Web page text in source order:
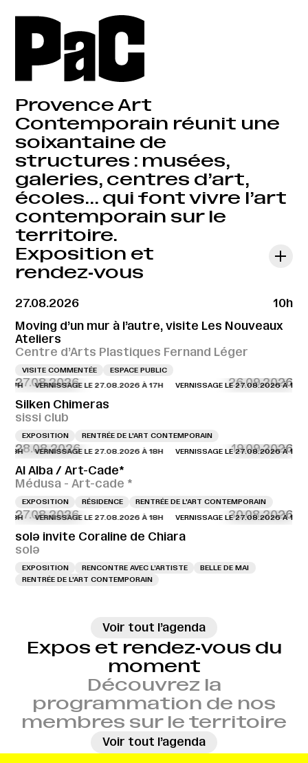
Provence Art
Contemporain réunit une
soixantaine de
structures : musées,
galeries, centres d’art,
écoles… qui font vivre l’art
contemporain sur le
territoire.
Exposition et
rendez‑vous
27.08.2026
10h
Moving d’un mur à l’autre, visite Les Nouveaux
Ateliers
Centre d’Arts Plastiques Fernand Léger
VISITE COMMENTÉE ESPACE PUBLIC
27.08.2026 26.09.2026
VERNISSAGE LE 27.08.2026 À 17H VERNISSAGE LE 27.08.2026 À 17H
Silken Chimeras
sissi club
EXPOSITION RENTRÉE DE L'ART CONTEMPORAIN
28.08.2026 19.09.2026
VERNISSAGE LE 27.08.2026 À 18H VERNISSAGE LE 27.08.2026 À 18H
Al Alba / Art-Cade*
Médusa - Art-cade *
EXPOSITION RÉSIDENCE RENTRÉE DE L'ART CONTEMPORAIN
27.08.2026 30.08.2026
VERNISSAGE LE 27.08.2026 À 18H VERNISSAGE LE 27.08.2026 À 18H
solə invite Coraline de Chiara
solə
EXPOSITION RENCONTRE AVEC L’ARTISTE
BELLE DE MAI
RENTRÉE DE L'ART CONTEMPORAIN
Voir tout l’agenda
Expos et rendez‑vous du
moment
Découvrez la
programmation de nos
membres sur le territoire
Voir tout l’agenda